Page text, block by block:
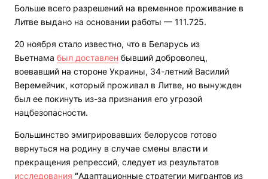
Больше всего разрешений на временное проживание в
Литве выдано на основании работы — 111.725.
20 ноября стало известно, что в Беларусь из
Вьетнама был доставлен бывший доброволец,
воевавший на стороне Украины, 34-летний Василий
Веремейчик, который проживал в Литве, но вынужден
был ее покинуть из-за признания его угрозой
нацбезопасности.
Большинство эмигрировавших белорусов готово
вернуться на родину в случае смены власти и
прекращения репрессий, следует из результатов
исследования “Адаптационные стратегии мигрантов из